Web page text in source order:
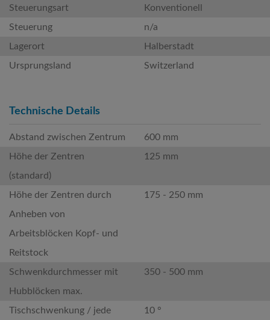
Steuerungsart
Konventionell
Steuerung
n/a
Lagerort
Halberstadt
Ursprungsland
Switzerland
Technische Details
Abstand zwischen Zentrum
600 mm
Höhe der Zentren
(standard)
125 mm
Höhe der Zentren durch
Anheben von
Arbeitsblöcken Kopf- und
Reitstock
175 - 250 mm
Schwenkdurchmesser mit
Hubblöcken max.
350 - 500 mm
Tischschwenkung / jede
10 °